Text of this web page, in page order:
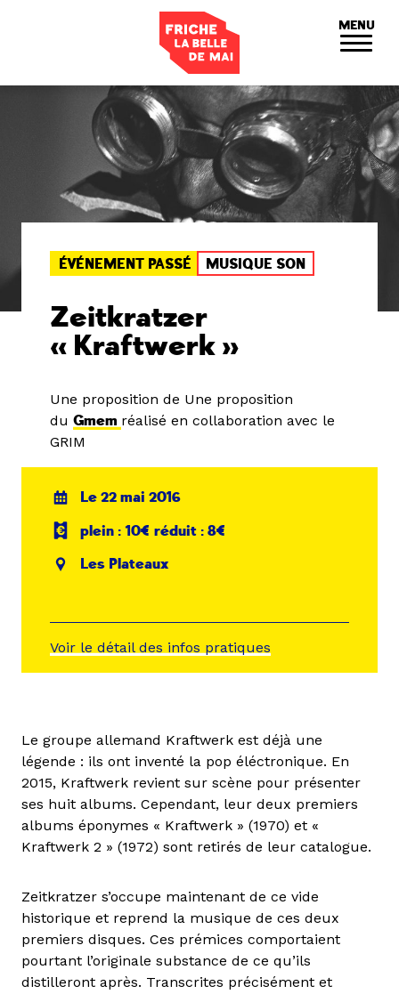
MENU
ÉVÉNEMENT PASSÉ MUSIQUE SON
Zeitkratzer
« Kraftwerk »
Une proposition de Une proposition
du Gmem réalisé en collaboration avec le
GRIM
Le 22 mai 2016
plein : 10€ réduit : 8€
Les Plateaux
Voir le détail des infos pratiques
Le groupe allemand Kraftwerk est déjà une
légende : ils ont inventé la pop éléctronique. En
2015, Kraftwerk revient sur scène pour présenter
ses huit albums. Cependant, leur deux premiers
albums éponymes « Kraftwerk » (1970) et «
Kraftwerk 2 » (1972) sont retirés de leur catalogue.
Zeitkratzer s’occupe maintenant de ce vide
historique et reprend la musique de ces deux
premiers disques. Ces prémices comportaient
pourtant l’originale substance de ce qu’ils
distilleront après. Transcrites précisément et
Panneau de gestion des cookies